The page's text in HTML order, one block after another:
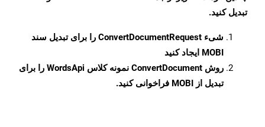
تبدیل کنید.
شیء ConvertDocumentRequest را برای تبدیل سند
MOBI ایجاد کنید
روش ConvertDocument
نمونه کلاس WordsApi را برای
تبدیل از MOBI فراخوانی کنید.